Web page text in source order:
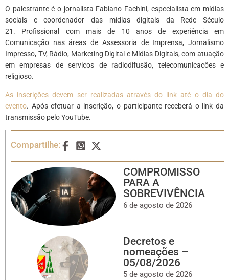
O palestrante é o jornalista Fabiano Fachini, especialista em mídias
sociais e coordenador das mídias digitais da Rede Século
21. Profissional com mais de 10 anos de experiência em
Comunicação nas áreas de Assessoria de Imprensa, Jornalismo
Impresso, TV, Rádio, Marketing Digital e Mídias Digitais, com atuação
em empresas de serviços de radiodifusão, telecomunicações e
religioso.
As inscrições devem ser realizadas através do link até o dia do
evento. Após efetuar a inscrição, o participante receberá o link da
transmissão pelo YouTube.
Compartilhe:
COMPROMISSO
PARA A
SOBREVIVÊNCIA
6 de agosto de 2026
Decretos e
nomeações –
05/08/2026
5 de agosto de 2026